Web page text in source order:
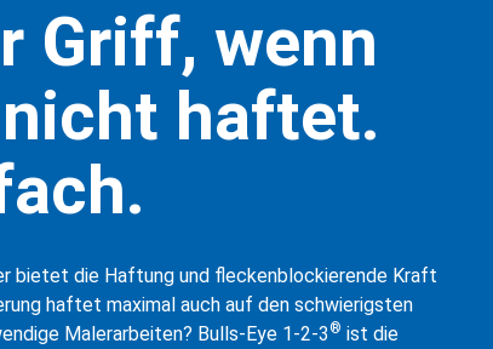
Griff, wenn
haftet.
bietet die Haftung und fleckenblockierende Kraft
haftet maximal auch auf den schwierigsten
Malerarbeiten? Bulls-Eye 1-2-3 ® ist die